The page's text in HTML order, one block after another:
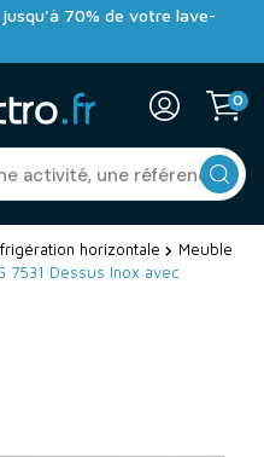
jusqu'à 70% de votre lave-
0
horizontale
Meuble
7531 Dessus Inox avec